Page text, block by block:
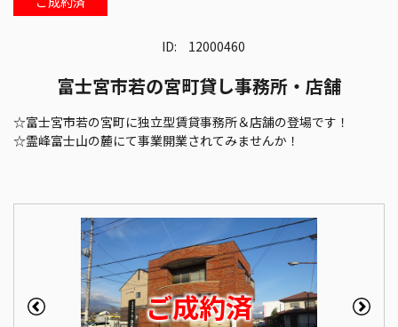
ID: 12000460
富士宮市若の宮町貸し事務所・店舗
☆富士宮市若の宮町に独立型賃貸事務所＆店舗の登場です！
☆霊峰富士山の麓にて事業開業されてみませんか！
ご成約済